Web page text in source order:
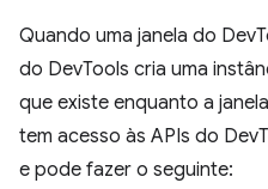
Quando uma janela do
do DevTools cria uma
que existe enquanto a
tem acesso às APIs do
e pode fazer o seguinte: